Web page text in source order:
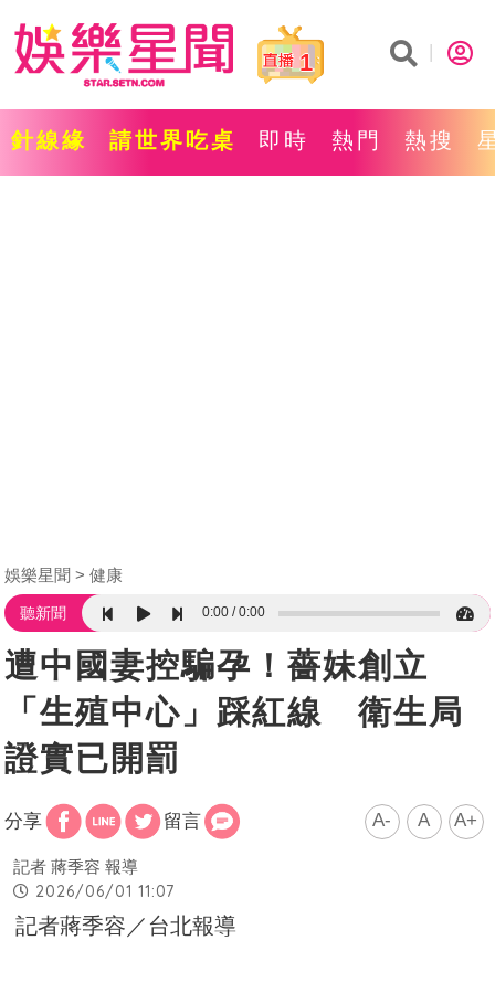
1
針線緣 請世界吃桌 即時 熱門 熱搜
娛樂星聞 健康
聽新聞 0:00 0:00
遭中國妻控騙孕！薔妹創立
「生殖中心」踩紅線 衛生局
證實已開罰
分享 留言 A- A A+
記者 蔣季容 報導
2026/06/01 11:07
記者蔣季容／台北報導